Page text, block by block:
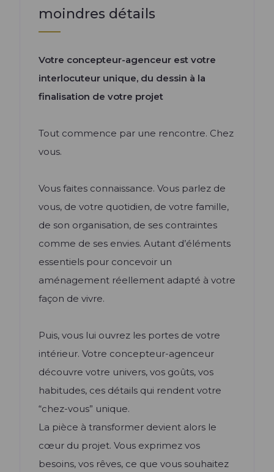
moindres détails
Votre concepteur-agenceur est votre
interlocuteur unique, du dessin à la
finalisation de votre projet
Tout commence par une rencontre. Chez
vous.
Vous faites connaissance. Vous parlez de
vous, de votre quotidien, de votre famille,
de son organisation, de ses contraintes
comme de ses envies. Autant d’éléments
essentiels pour concevoir un
aménagement réellement adapté à votre
façon de vivre.
Puis, vous lui ouvrez les portes de votre
intérieur. Votre concepteur-agenceur
découvre votre univers, vos goûts, vos
habitudes, ces détails qui rendent votre
“chez-vous” unique.
La pièce à transformer devient alors le
cœur du projet. Vous exprimez vos
besoins, vos rêves, ce que vous souhaitez